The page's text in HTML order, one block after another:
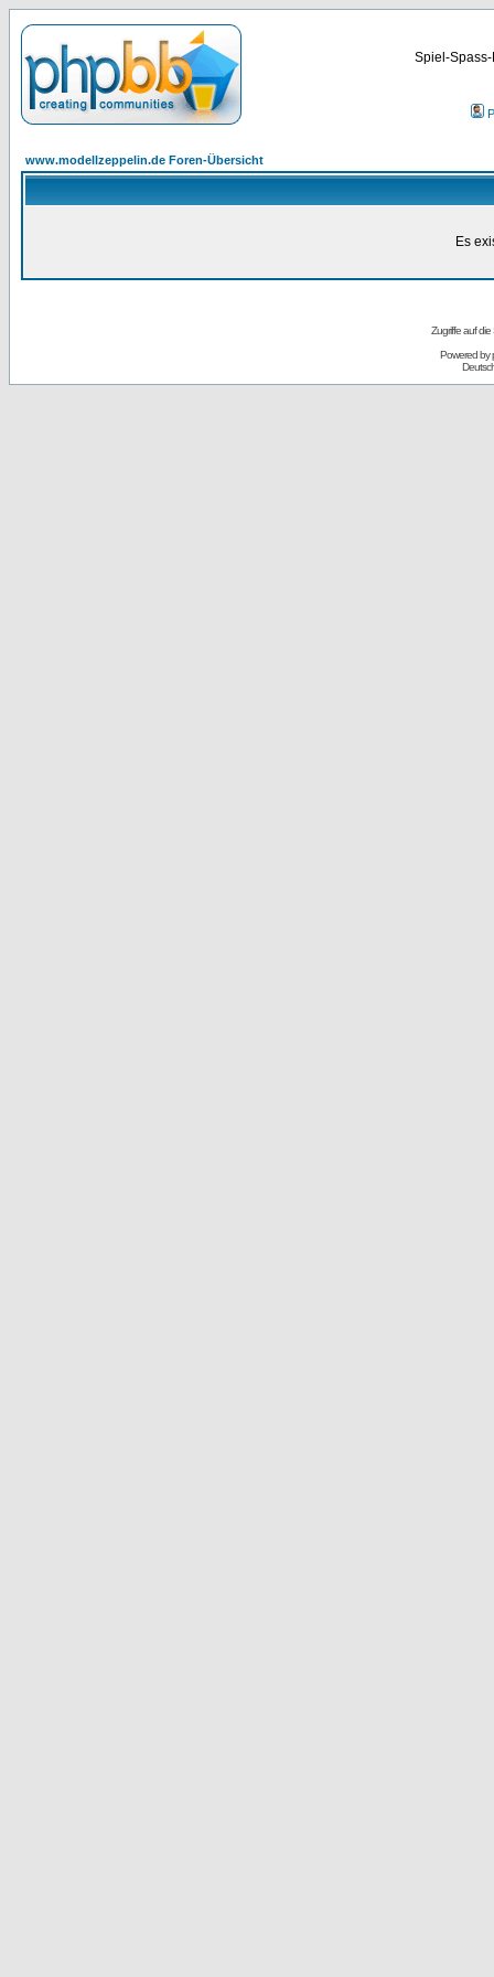
Spiel-
www.modellzeppelin.de Foren-Übersicht
Es
Zugriffe auf
Powered by